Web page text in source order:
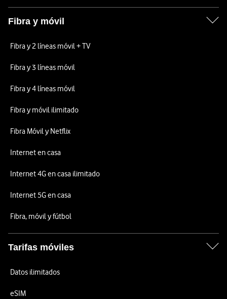
Fibra y móvil
Fibra y 2 líneas móvil + TV
Fibra y 3 líneas móvil
Fibra y 4 líneas móvil
Fibra y móvil ilimitado
Fibra Móvil y Netflix
Internet en casa
Internet 4G en casa ilimitado
Internet 5G en casa
Fibra, móvil y fútbol
Tarifas móviles
Datos ilimitados
eSIM